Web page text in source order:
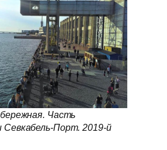
Часть
Порт. 2019-й